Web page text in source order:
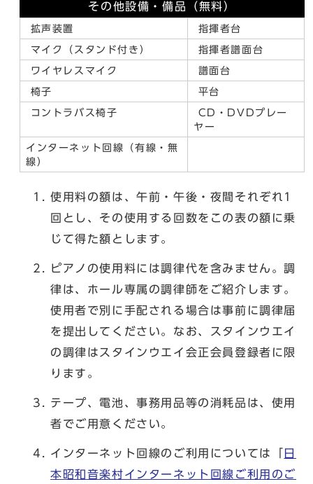
その他設備・備品（無料）
拡声装置 指揮者台
マイク（スタンド付き） 指揮者譜面台
ワイヤレスマイク 譜面台
椅子 平台
コントラバス椅子
CD・DVDプレー
ヤー
インターネット回線（有線・無
線）
使用料の額は、午前・午後・夜間それぞれ1
回とし、その使用する回数をこの表の額に乗
じて得た額とします。
ピアノの使用料には調律代を含みません。調
律は、ホール専属の調律師をご紹介します。
使用者で別に手配される場合は事前に調律届
を提出してください。なお、スタインウエイ
の調律はスタインウエイ会正会員登録者に限
ります。
テープ、電池、事務用品等の消耗品は、使用
者でご用意ください。
インターネット回線のご利用については「
日
本昭和音楽村インターネット回線ご利用のご